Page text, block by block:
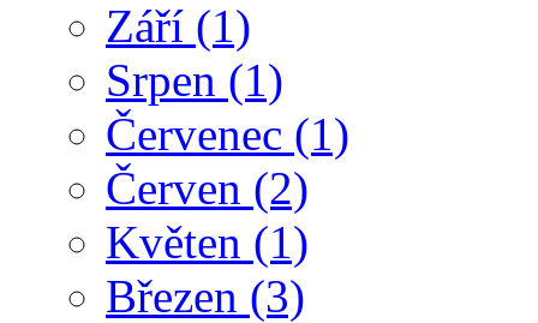
Září (1)
Srpen (1)
Červenec (1)
Červen (2)
Květen (1)
Březen (3)